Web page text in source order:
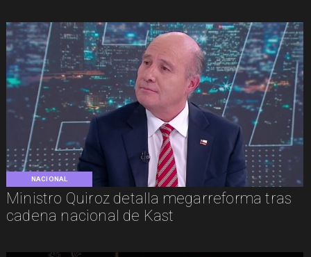
NACIONAL
Ministro Quiroz detalla megarreforma tras
cadena nacional de Kast